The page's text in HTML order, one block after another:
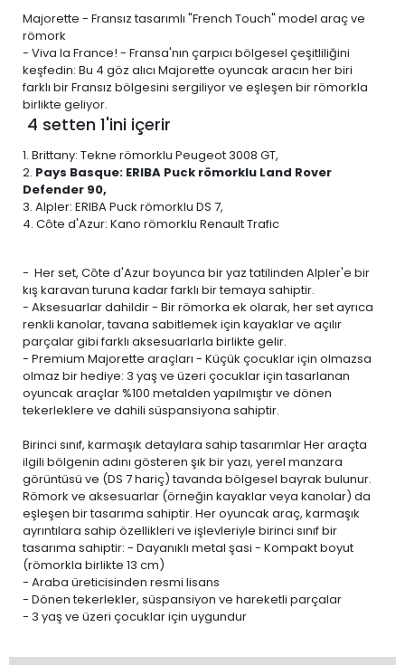
Majorette - Fransız tasarımlı "French Touch" model araç ve
römork
- Viva la France! - Fransa'nın çarpıcı bölgesel çeşitliliğini
keşfedin: Bu 4 göz alıcı Majorette oyuncak aracın her biri
farklı bir Fransız bölgesini sergiliyor ve eşleşen bir römorkla
birlikte geliyor.
4 setten 1'ini içerir
1. Brittany: Tekne römorklu Peugeot 3008 GT,
2. Pays Basque: ERIBA Puck römorklu Land Rover
Defender 90,
3. Alpler: ERIBA Puck römorklu DS 7,
4. Côte d'Azur: Kano römorklu Renault Trafic
- Her set, Côte d'Azur boyunca bir yaz tatilinden Alpler'e bir
kış karavan turuna kadar farklı bir temaya sahiptir.
- Aksesuarlar dahildir - Bir römorka ek olarak, her set ayrıca
renkli kanolar, tavana sabitlemek için kayaklar ve açılır
parçalar gibi farklı aksesuarlarla birlikte gelir.
- Premium Majorette araçları - Küçük çocuklar için olmazsa
olmaz bir hediye: 3 yaş ve üzeri çocuklar için tasarlanan
oyuncak araçlar %100 metalden yapılmıştır ve dönen
tekerleklere ve dahili süspansiyona sahiptir.
Birinci sınıf, karmaşık detaylara sahip tasarımlar Her araçta
ilgili bölgenin adını gösteren şık bir yazı, yerel manzara
görüntüsü ve (DS 7 hariç) tavanda bölgesel bayrak bulunur.
Römork ve aksesuarlar (örneğin kayaklar veya kanolar) da
eşleşen bir tasarıma sahiptir. Her oyuncak araç, karmaşık
ayrıntılara sahip özellikleri ve işlevleriyle birinci sınıf bir
tasarıma sahiptir: - Dayanıklı metal şasi - Kompakt boyut
(römorkla birlikte 13 cm)
- Araba üreticisinden resmi lisans
- Dönen tekerlekler, süspansiyon ve hareketli parçalar
- 3 yaş ve üzeri çocuklar için uygundur